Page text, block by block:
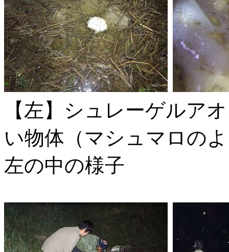
【左】シュレーゲルア
い物体（マシュマロ
左の中の様子